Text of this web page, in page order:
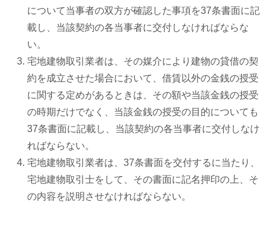
について当事者の双方が確認した事項を37条書面に記
載し、当該契約の各当事者に交付しなければならな
い。
宅地建物取引業者は、その媒介により建物の貸借の契
約を成立させた場合において、借賃以外の金銭の授受
に関する定めがあるときは、その額や当該金銭の授受
の時期だけでなく、当該金銭の授受の目的についても
37条書面に記載し、当該契約の各当事者に交付しなけ
ればならない。
宅地建物取引業者は、37条書面を交付するに当たり、
宅地建物取引士をして、その書面に記名押印の上、そ
の内容を説明させなければならない。